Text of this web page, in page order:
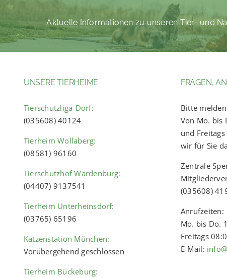
Aktuelle Informationen zu unseren Tier- und
UNSERE TIERHEIME
Tierschutzliga-Dorf:
(035608) 40124
Tierheim Wollaberg:
(08581) 96160
Tierschutzhof Wardenburg:
(04407) 9137541
Tierheim Unterheinsdorf:
(03765) 65196
Katzenstation München:
Vorübergehend geschlossen
Tierheim Bückeburg:
FRAGEN,
Bitte
Von Mo. bis
und
wir für Sie
Zentrale
(035608)
Anrufzeiten:
Mo. bis Do.
Freitags
E-Mail: